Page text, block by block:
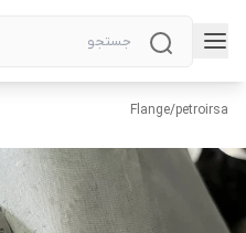
petroirsa
/
Flange